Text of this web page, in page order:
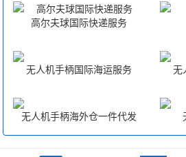
高尔夫球国际快递服务
无人机手柄国际海运服务 无
无人机手柄海外仓一件代发